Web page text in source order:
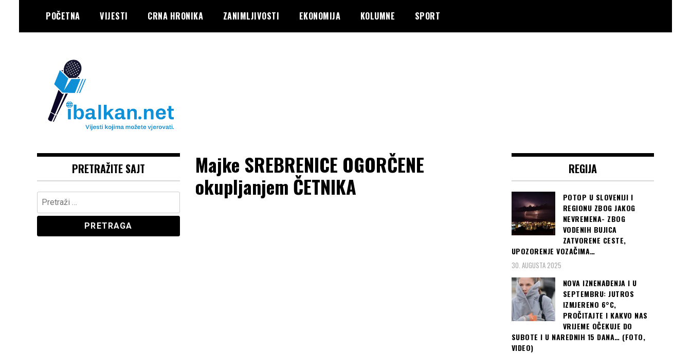
content
POČETNA VIJESTI CRNA HRONIKA ZANIMLJIVOSTI EKONOMIJA KOLUMNE SPORT
IBALKAN
Majke SREBRENICE OGORČENE
okupljanjem ČETNIKA
PRETRAŽITE SAJT
Pretraga:
REGIJA
POTOP U SLOVENIJI I
REGIONU ZBOG JAKOG
NEVREMENA- ZBOG
VODENIH BUJICA
ZATVORENE CESTE,
UPOZORENJE VOZAČIMA…
30. AUGUSTA 2025
NOVA IZNENAĐENJA I U
SEPTEMBRU: JUTROS
IZMJERENO 6°C,
PROČITAJTE I KAKVO NAS
VRIJEME OČEKUJE DO
SUBOTE I U NAREDNIH 15 DANA… (FOTO,
VIDEO)